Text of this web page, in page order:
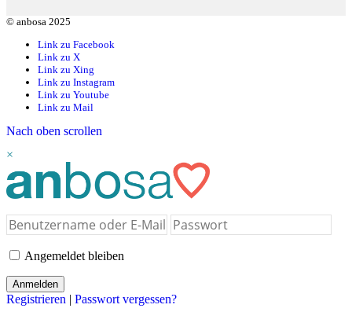
© anbosa 2025
Link zu Facebook
Link zu X
Link zu Xing
Link zu Instagram
Link zu Youtube
Link zu Mail
Nach oben scrollen
×
Angemeldet bleiben
Registrieren | Passwort vergessen?